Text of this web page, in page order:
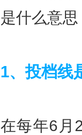
是什么意
1、投档线
在每年6月